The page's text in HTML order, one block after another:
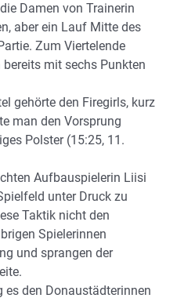
Damen von Trainerin
aber ein Lauf Mitte des
Zum Viertelende
mit sechs Punkten
gehörte den Firegirls, kurz
man den Vorsprung
Polster (15:25, 11.
Aufbauspielerin Liisi
unter Druck zu
Taktik nicht den
Spielerinnen
und sprangen der
es den Donaustädterinnen